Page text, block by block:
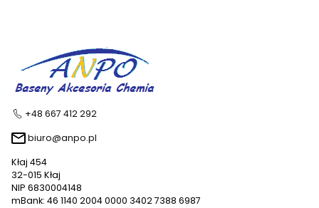
+48 667 412 292
biuro@anpo.pl
Kłaj 454
32-015 Kłaj
NIP 6830004148
mBank: 46 1140 2004 0000 3402 7388 6987